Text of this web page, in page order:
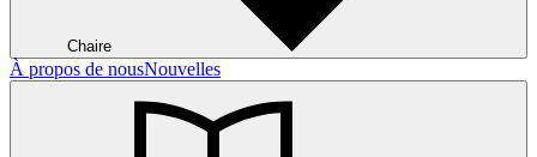
Chaire
À propos de nousNouvelles